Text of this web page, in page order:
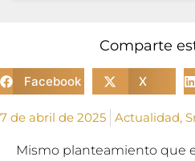
Comparte
Facebook X
7 de abril de 2025 Actualidad,
Mismo planteamiento que